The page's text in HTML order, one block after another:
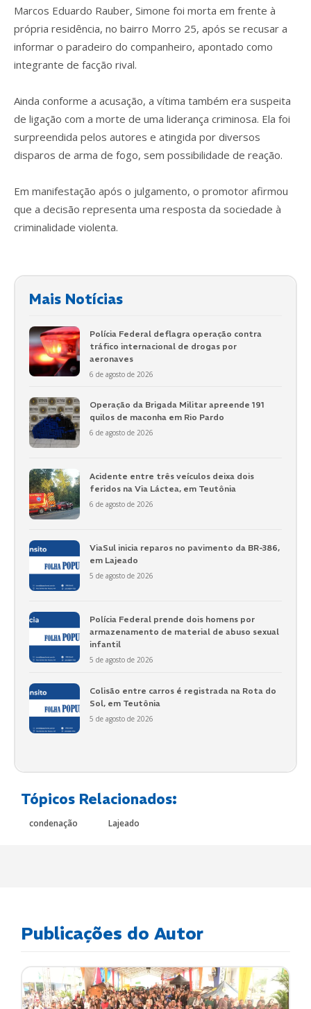
Marcos Eduardo Rauber, Simone foi morta em frente à
própria residência, no bairro Morro 25, após se recusar a
informar o paradeiro do companheiro, apontado como
integrante de facção rival.
Ainda conforme a acusação, a vítima também era suspeita
de ligação com a morte de uma liderança criminosa. Ela foi
surpreendida pelos autores e atingida por diversos
disparos de arma de fogo, sem possibilidade de reação.
Em manifestação após o julgamento, o promotor afirmou
que a decisão representa uma resposta da sociedade à
criminalidade violenta.
Mais Notícias
Polícia Federal deflagra operação contra
tráfico internacional de drogas por
aeronaves
6 de agosto de 2026
Operação da Brigada Militar apreende 191
quilos de maconha em Rio Pardo
6 de agosto de 2026
Acidente entre três veículos deixa dois
feridos na Via Láctea, em Teutônia
6 de agosto de 2026
ViaSul inicia reparos no pavimento da BR-386,
em Lajeado
5 de agosto de 2026
Polícia Federal prende dois homens por
armazenamento de material de abuso sexual
infantil
5 de agosto de 2026
Colisão entre carros é registrada na Rota do
Sol, em Teutônia
5 de agosto de 2026
Tópicos Relacionados:
condenação Lajeado
Publicações do Autor